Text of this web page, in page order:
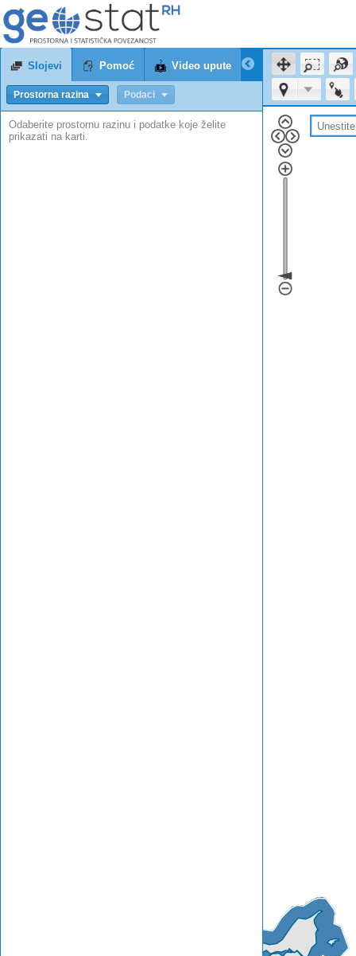
Slojevi Pomoć Video upute
Prostorna razina Podaci
Odaberite prostornu razinu i podatke koje želite
prikazati na karti.